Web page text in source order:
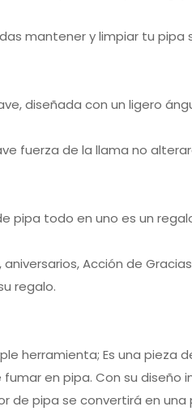
mantener y limpiar tu pipa
diseñada con un ligero
fuerza de la llama no
pipa todo en uno es un
Acción de
regalo.
herramienta; Es una pieza
en pipa. Con su diseño
de pipa se convertirá en una